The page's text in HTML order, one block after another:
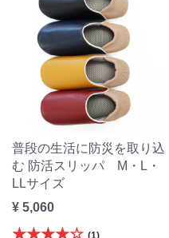
普段の生活に防災を取り込
む 防活スリッパ M・L・
LLサイズ
¥ 5,060
★★★★☆ (1)